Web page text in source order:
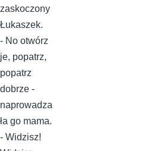
zaskoczony
Łukaszek.
- No otwórz
je, popatrz,
popatrz
dobrze -
naprowadza
ła go mama.
- Widzisz!